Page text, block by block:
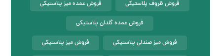
فروش ظروف پلاستیکی فروش عمده میز پلاستیکی
فروش عمده گلدان پلاستیکی
فروش میز صندلی پلاستیکی فروش میز پلاستیکی